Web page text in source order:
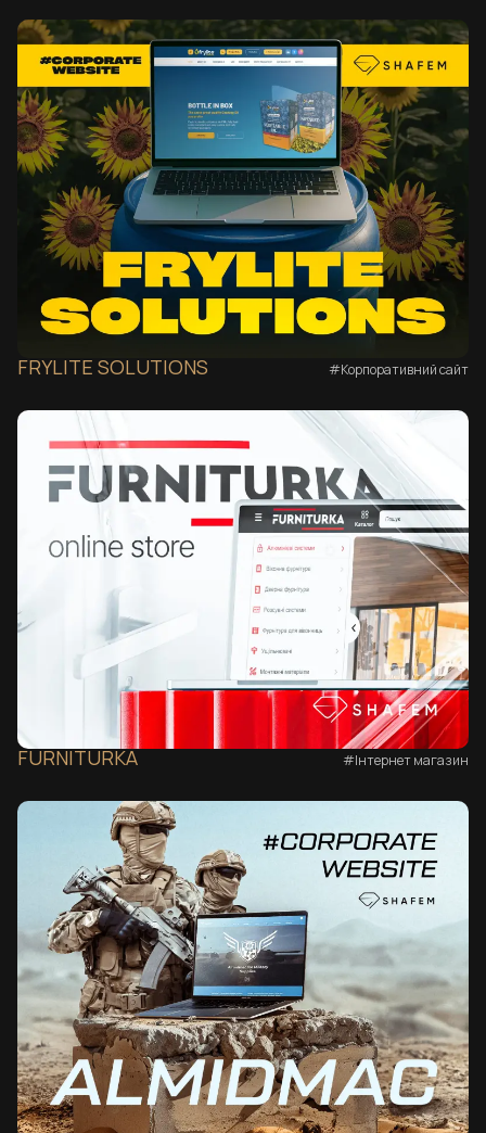
FRYLITE SOLUTIONS #Корпоративний сайт
FURNITURKA #Інтернет магазин